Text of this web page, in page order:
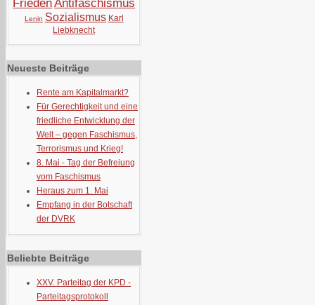
FriedenAntifaschismus
Lenin Sozialismus Karl
Liebknecht
Neueste Beiträge
Rente am Kapitalmarkt?
Für Gerechtigkeit und eine
friedliche Entwicklung der
Welt – gegen Faschismus,
Terrorismus und Krieg!
8. Mai - Tag der Befreiung
vom Faschismus
Heraus zum 1. Mai
Empfang in der Botschaft
der DVRK
Beliebte Beiträge
XXV. Parteitag der KPD -
Parteitagsprotokoll